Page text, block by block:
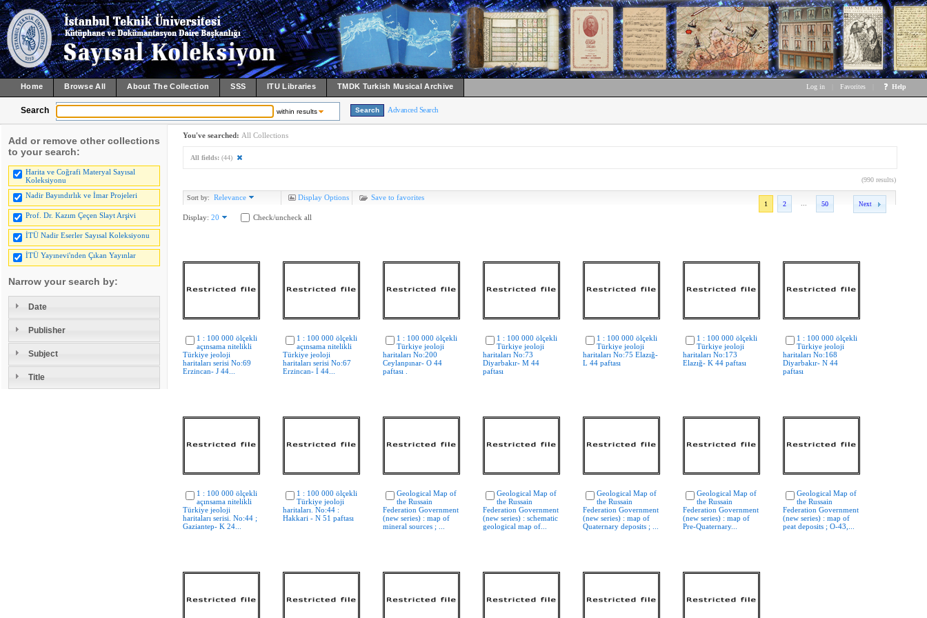
Home Browse All About The Collection SSS ITU Libraries TMDK Turkish Musical Archive Log in Favorites Help
Search within results Advanced Search
Add or remove other collections
to your search:
Harita ve Coğrafi Materyal Sayısal
Koleksiyonu
Nadir Bayındırlık ve İmar Projeleri
Prof. Dr. Kazım Çeçen Slayt Arşivi
İTÜ Nadir Eserler Sayısal Koleksiyonu
İTÜ Yayınevi'nden Çıkan Yayınlar
Narrow your search by:
Date
Publisher
Subject
Title
You've searched: All Collections
All fields: (44)
(990 results)
Sort by: Relevance Display Options Save to favorites
1 2 50 Next
Display: 20 Check/uncheck all
1 : 100 000 ölçekli
açınsama nitelikli
Türkiye jeoloji
haritaları serisi No:69
Erzincan- J 44...
1 : 100 000 ölçekli
açınsama nitelikli
Türkiye jeoloji
haritaları serisi No:67
Erzincan- İ 44...
1 : 100 000 ölçekli
Türkiye jeoloji
haritaları No:200
Ceylanpınar- O 44
paftası .
1 : 100 000 ölçekli
Türkiye jeoloji
haritaları No:73
Diyarbakır- M 44
paftası
1 : 100 000 ölçekli
Türkiye jeoloji
haritaları No:75 Elazığ-
L 44 paftası
1 : 100 000 ölçekli
Türkiye jeoloji
haritaları No:173
Elazığ- K 44 paftası
1 : 100 000 ölçekli
Türkiye jeoloji
haritaları No:168
Diyarbakır- N 44
paftası
1 : 100 000 ölçekli
açınsama nitelikli
Türkiye jeoloji
haritaları serisi. No:44 ;
Gaziantep- K 24...
1 : 100 000 ölçekli
Türkiye jeoloji
haritaları. No:44 :
Hakkari - N 51 paftası
Geological Map of
the Russain
Federation Government
(new series) : map of
mineral sources ; ...
Geological Map of
the Russain
Federation Government
(new series) : schematic
geological map of...
Geological Map of
the Russain
Federation Government
(new series) : map of
Quaternary deposits ; ...
Geological Map of
the Russain
Federation Government
(new series) : map of
Pre-Quaternary...
Geological Map of
the Russain
Federation Government
(new series) : map of
peat deposits ; O-43,...